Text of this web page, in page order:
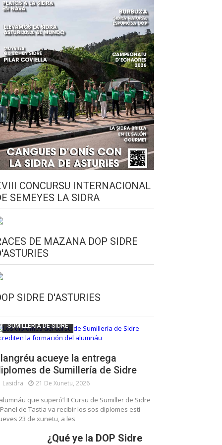
CONCURSU INTERNACIONAL
SEMEYES LA SIDRA
DE MAZANA DOP SIDRE
SIDRE D'ASTURIES
ESCUELA DE SUMILLERÍA DE LA SIDRE
SUMILLERÍA DE SIDRE
acueye la entrega
de Sumillería de Sidre
Lasidra 21 De Xunetu, 2026
que superó’l II Cursu de Sumiller de Sidre
de Tastia va recibir los sos diplomes esti
23 de xunetu, a les
¿Qué ye la DOP Sidre